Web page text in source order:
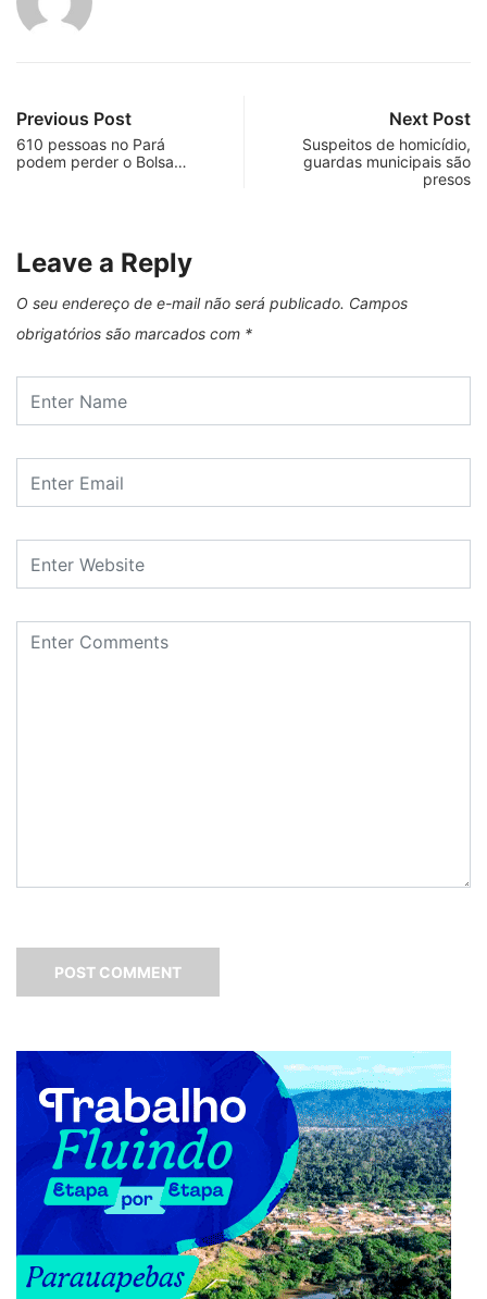
Previous Post
610 pessoas no Pará
podem perder o Bolsa…
Next Post
Suspeitos de homicídio,
guardas municipais são
presos
Leave a Reply
O seu endereço de e-mail não será publicado. Campos
obrigatórios são marcados com *